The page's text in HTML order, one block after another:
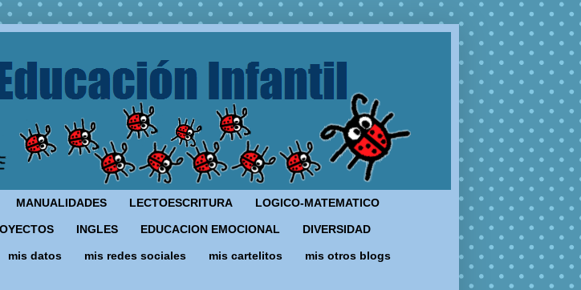
MANUALIDADES LECTOESCRITURA LOGICO-MATEMATICO
INGLES EDUCACION EMOCIONAL DIVERSIDAD
mis datos mis redes sociales mis cartelitos mis otros blogs